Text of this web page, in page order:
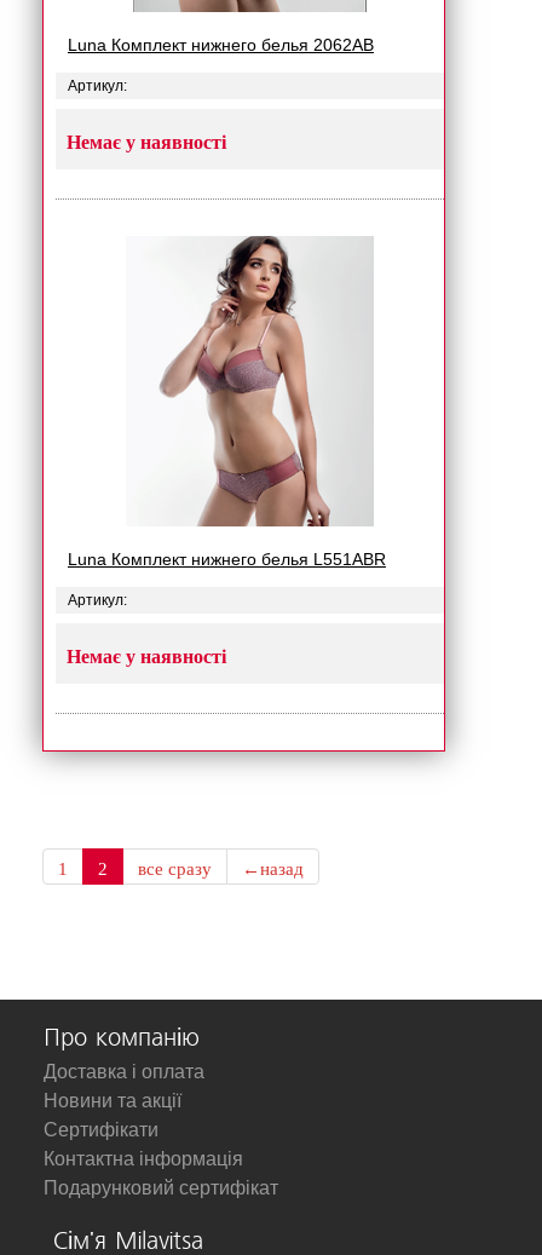
Luna Комплект нижнего белья 2062AB
Артикул:
Немає у наявності
Luna Комплект нижнего белья L551ABR
Артикул:
Немає у наявності
1 2 все сразу ←назад
Про компанію
Доставка і оплата
Новини та акції
Сертифікати
Контактна інформація
Подарунковий сертифікат
Сім'я Milavitsa